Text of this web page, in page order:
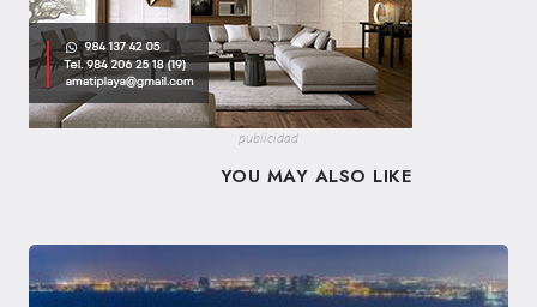
publicidad
YOU MAY ALSO LIKE